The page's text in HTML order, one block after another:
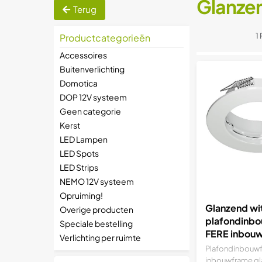
Terug
Productcategorieën
Accessoires
Buitenverlichting
Domotica
DOP 12V systeem
Geen categorie
Kerst
LED Lampen
LED Spots
LED Strips
NEMO 12V systeem
Opruiming!
Overige producten
Speciale bestelling
Verlichting per ruimte
1
Glanzend
FERE
(LED/
MR16/
inbouwframe